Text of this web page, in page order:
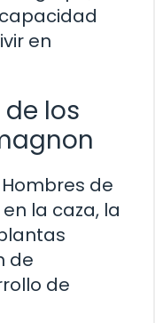
en
los
de
la caza, la
de
de